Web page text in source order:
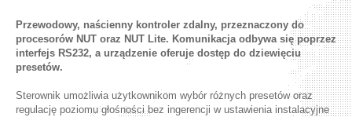
Przewodowy, naścienny kontroler zdalny, przeznaczony do
procesorów NUT oraz NUT Lite. Komunikacja odbywa się poprzez
interfejs RS232, a urządzenie oferuje dostęp do dziewięciu
presetów.
Sterownik umożliwia użytkownikom wybór różnych presetów oraz
regulację poziomu głośności bez ingerencji w ustawienia instalacyjne